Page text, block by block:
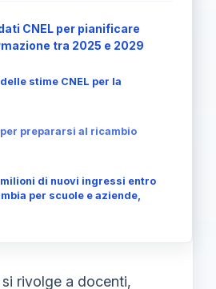
CNEL per pianificare
tra 2025 e 2029
stime CNEL per la
prepararsi al ricambio
milioni di nuovi ingressi entro
per scuole e aziende,
rivolge a docenti,